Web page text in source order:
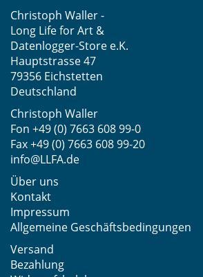
Christoph Waller -
Long Life for Art &
Datenlogger-Store e.K.
Hauptstrasse 47
79356 Eichstetten
Deutschland
Christoph Waller
Fon +49 (0) 7663 608 99-0
Fax +49 (0) 7663 608 99-20
info@LLFA.de
Über uns
Kontakt
Impressum
Allgemeine Geschäftsbedingungen
Versand
Bezahlung